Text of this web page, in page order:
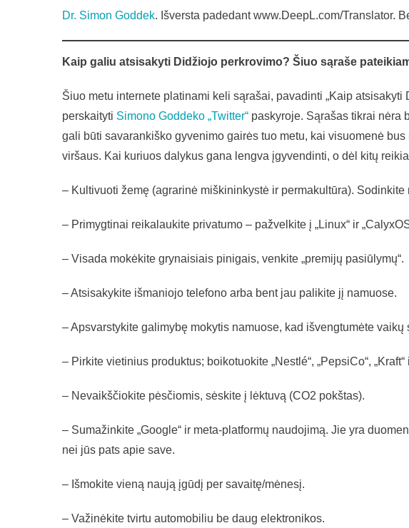
Dr. Simon Goddek. Išversta padedant www.DeepL.com/Translator.
Kaip galiu atsisakyti Didžiojo perkrovimo? Šiuo sąraše
Šiuo metu internete platinami keli sąrašai, pavadinti „Kaip
perskaityti Simono Goddeko „Twitter“ paskyroje. Sąrašas tikrai nėra
gali būti savarankiško gyvenimo gairės tuo metu, kai visuomenė
viršaus. Kai kuriuos dalykus gana lengva įgyvendinti, o dėl kitų
– Kultivuoti žemę (agrarinė miškininkystė ir permakultūra). Sodinkite
– Primygtinai reikalaukite privatumo – pažvelkite į „Linux“ ir
– Visada mokėkite grynaisiais pinigais, venkite „premijų pasiūlymų“.
– Atsisakykite išmaniojo telefono arba bent jau palikite jį namuose.
– Apsvarstykite galimybę mokytis namuose, kad išvengtumėte vaikų
– Pirkite vietinius produktus; boikotuokite „Nestlé“, „PepsiCo“,
– Nevaikščiokite pėsčiomis, sėskite į lėktuvą (CO2 pokštas).
– Sumažinkite „Google“ ir meta-platformų naudojimą. Jie yra
nei jūs pats apie save.
– Išmokite vieną naują įgūdį per savaitę/mėnesį.
– Važinėkite tvirtu automobiliu be daug elektronikos.